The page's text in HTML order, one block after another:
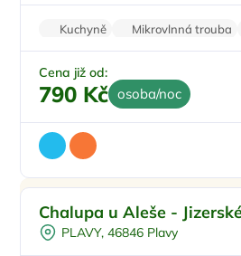
Kuchyně Mikrovlnná trouba
Sprchový kout
Balkon/terasa
Cena již od:
790 Kč osoba/noc
Dětské hřiště
Venkovní bazén
Chalupa u Aleše -
PLAVY, 46846 Plavy